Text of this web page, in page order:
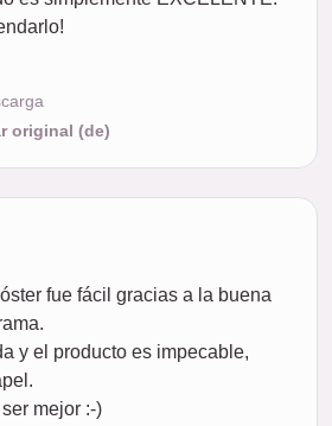
original (de)
fue fácil gracias a la buena
y el producto es impecable,
mejor :-)